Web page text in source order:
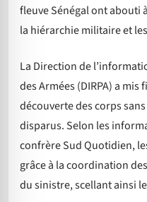
fleuve Sénégal ont abouti
la hiérarchie militaire et
La Direction de
des Armées (DIRPA) a
découverte des corps
disparus. Selon les
confrère Sud Quotidien,
grâce à la coordination
du sinistre, scellant ainsi